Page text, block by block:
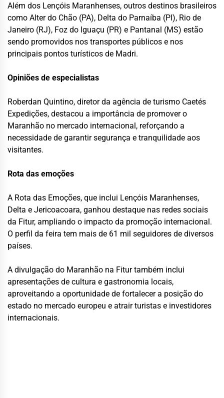
Além dos Lençóis Maranhenses, outros destinos brasileiros
como Alter do Chão (PA), Delta do Parnaíba (PI), Rio de
Janeiro (RJ), Foz do Iguaçu (PR) e Pantanal (MS) estão
sendo promovidos nos transportes públicos e nos
principais pontos turísticos de Madri.
Opiniões de especialistas
Roberdan Quintino, diretor da agência de turismo Caetés
Expedições, destacou a importância de promover o
Maranhão no mercado internacional, reforçando a
necessidade de garantir segurança e tranquilidade aos
visitantes.
Rota das emoções
A Rota das Emoções, que inclui Lençóis Maranhenses,
Delta e Jericoacoara, ganhou destaque nas redes sociais
da Fitur, ampliando o impacto da promoção internacional.
O perfil da feira tem mais de 61 mil seguidores de diversos
países.
A divulgação do Maranhão na Fitur também inclui
apresentações de cultura e gastronomia locais,
aproveitando a oportunidade de fortalecer a posição do
estado no mercado europeu e atrair turistas e investidores
internacionais.